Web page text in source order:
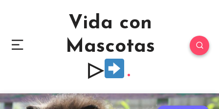
Vida con
Mascotas
▷